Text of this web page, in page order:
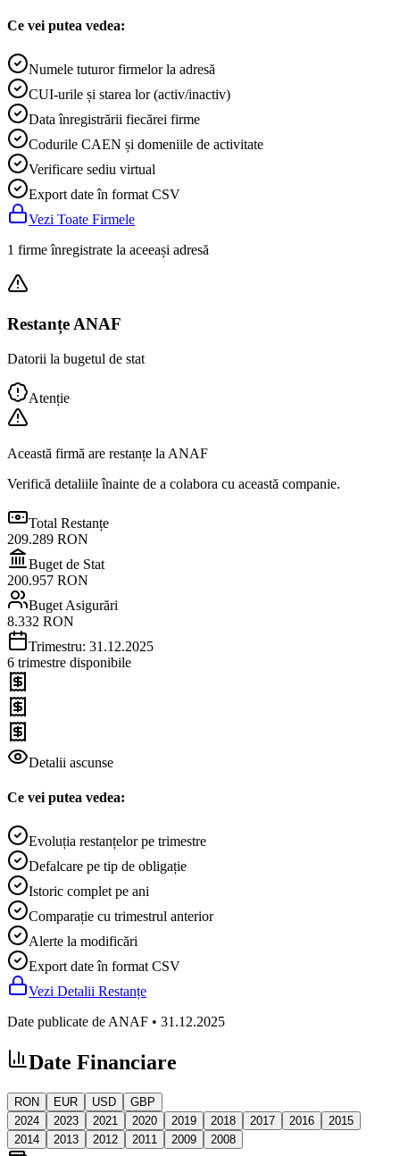
Ce vei putea vedea:
Numele tuturor firmelor la adresă
CUI-urile și starea lor (activ/inactiv)
Data înregistrării fiecărei firme
Codurile CAEN și domeniile de activitate
Verificare sediu virtual
Export date în format CSV
Vezi Toate Firmele
1 firme înregistrate la aceeași adresă
Restanțe ANAF
Datorii la bugetul de stat
Atenție
Această firmă are restanțe la ANAF
Verifică detaliile înainte de a colabora cu această companie.
Total Restanțe
209.289 RON
Buget de Stat
200.957 RON
Buget Asigurări
8.332 RON
Trimestru: 31.12.2025
6 trimestre disponibile
Detalii ascunse
Ce vei putea vedea:
Evoluția restanțelor pe trimestre
Defalcare pe tip de obligație
Istoric complet pe ani
Comparație cu trimestrul anterior
Alerte la modificări
Export date în format CSV
Vezi Detalii Restanțe
Date publicate de ANAF • 31.12.2025
Date Financiare
RON EUR USD
GBP
2024
2023 2021 2020 2019 2018 2017 2016
2015
2014
2013 2012 2011 2009 2008